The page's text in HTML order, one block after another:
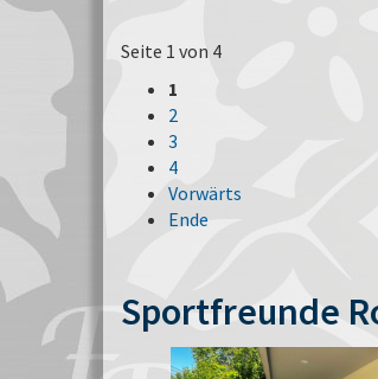
Seite 1 von 4
1
2
3
4
Vorwärts
Ende
Sportfreunde